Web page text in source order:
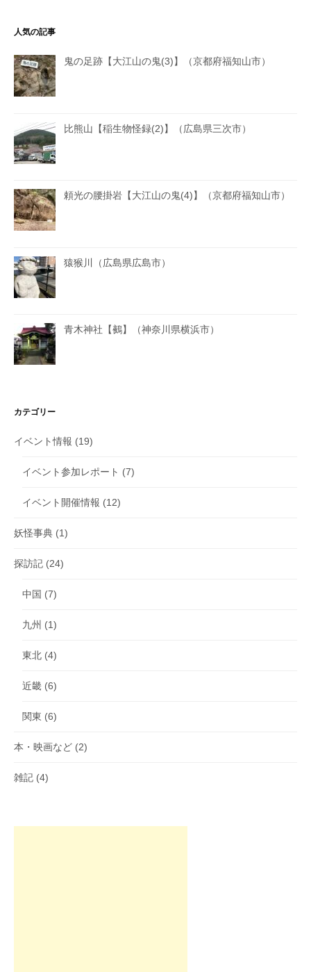
人気の記事
鬼の足跡【大江山の鬼(3)】（京都府福知山市）
比熊山【稲生物怪録(2)】（広島県三次市）
頼光の腰掛岩【大江山の鬼(4)】（京都府福知山市）
猿猴川（広島県広島市）
青木神社【鵺】（神奈川県横浜市）
カテゴリー
イベント情報 (19)
イベント参加レポート (7)
イベント開催情報 (12)
妖怪事典 (1)
探訪記 (24)
中国 (7)
九州 (1)
東北 (4)
近畿 (6)
関東 (6)
本・映画など (2)
雑記 (4)